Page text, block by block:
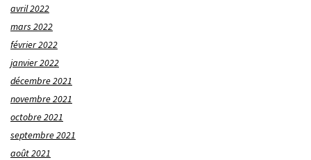
avril 2022
mars 2022
février 2022
janvier 2022
décembre 2021
novembre 2021
octobre 2021
septembre 2021
août 2021